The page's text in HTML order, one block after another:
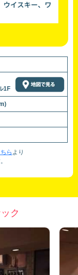
ウイスキー、ワ
1F
ら より
ク